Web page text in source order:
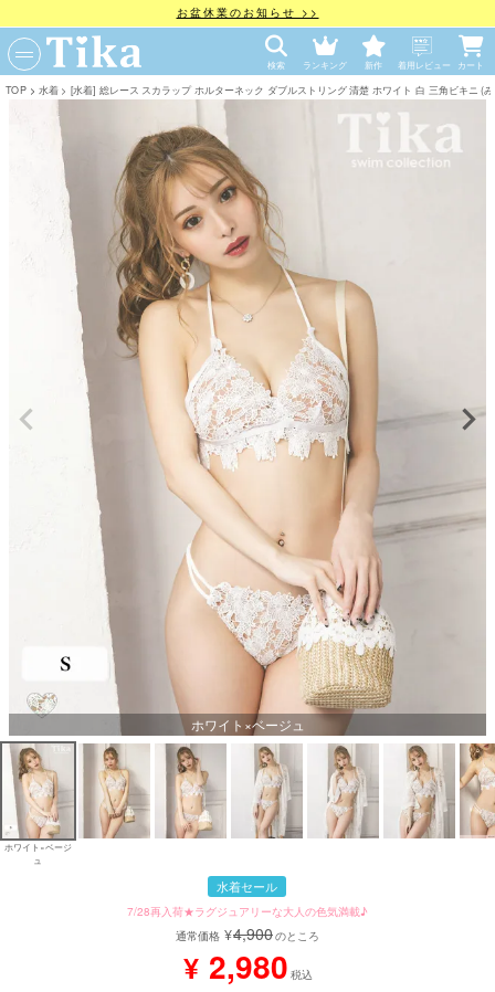
お盆休業のお知らせ >>
検索 ランキング 新作 着用レビュー カート
TOP 水着 [水着] 総レース スカラップ ホルターネック ダブルストリング 清楚 ホワイト 白 三角ビキニ (
ホワイト×ベージュ
ホワイト×ベージ
ュ
水着セール
7/28再入荷★ラグジュアリーな大人の色気満載♪
通常価格 ¥4,900のところ
¥ 2,980 税込